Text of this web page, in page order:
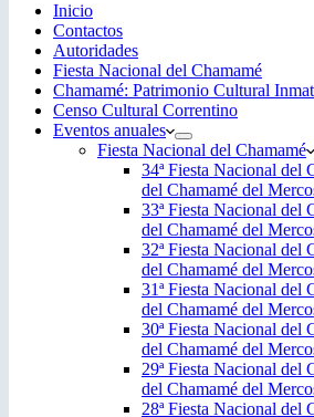
Inicio
Contactos
Autoridades
Fiesta Nacional del Chamamé
Chamamé: Patrimonio Cultural
Censo Cultural Correntino
Eventos anuales
Fiesta Nacional del Chamamé
34ª Fiesta Nacional del
del Chamamé del
33ª Fiesta Nacional del
del Chamamé del
32ª Fiesta Nacional del
del Chamamé del
31ª Fiesta Nacional del
del Chamamé del
30ª Fiesta Nacional del
del Chamamé del
29ª Fiesta Nacional del
del Chamamé del
28ª Fiesta Nacional del